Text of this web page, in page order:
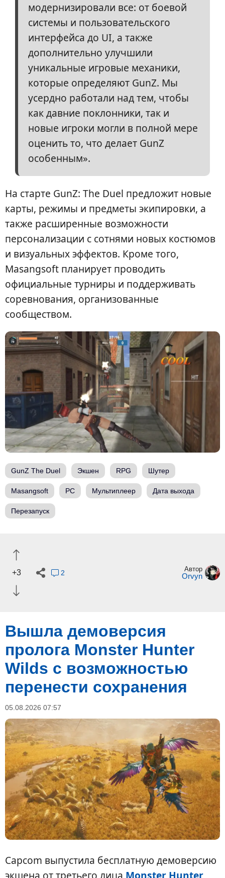
модернизировали все: от боевой
системы и пользовательского
интерфейса до UI, а также
дополнительно улучшили
уникальные игровые механики,
которые определяют GunZ. Мы
усердно работали над тем, чтобы
как давние поклонники, так и
новые игроки могли в полной мере
оценить то, что делает GunZ
особенным».
На старте GunZ: The Duel предложит новые
карты, режимы и предметы экипировки, а
также расширенные возможности
персонализации с сотнями новых костюмов
и визуальных эффектов. Кроме того,
Masangsoft планирует проводить
официальные турниры и поддерживать
соревнования, организованные
сообществом.
GunZ The Duel Экшен RPG Шутер
Masangsoft PC Мультиплеер Дата выхода
Перезапуск
+3 2 Автор
Orvyn
Вышла демоверсия
пролога Monster Hunter
Wilds с возможностью
перенести сохранения
05.08.2026 07:57
Capcom выпустила бесплатную демоверсию